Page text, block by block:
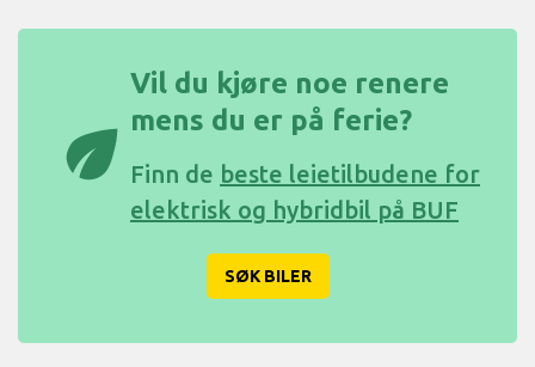
eco
Vil du kjøre noe renere
mens du er på ferie?
Finn de beste leietilbudene for
elektrisk og hybridbil på BUF
SØK BILER